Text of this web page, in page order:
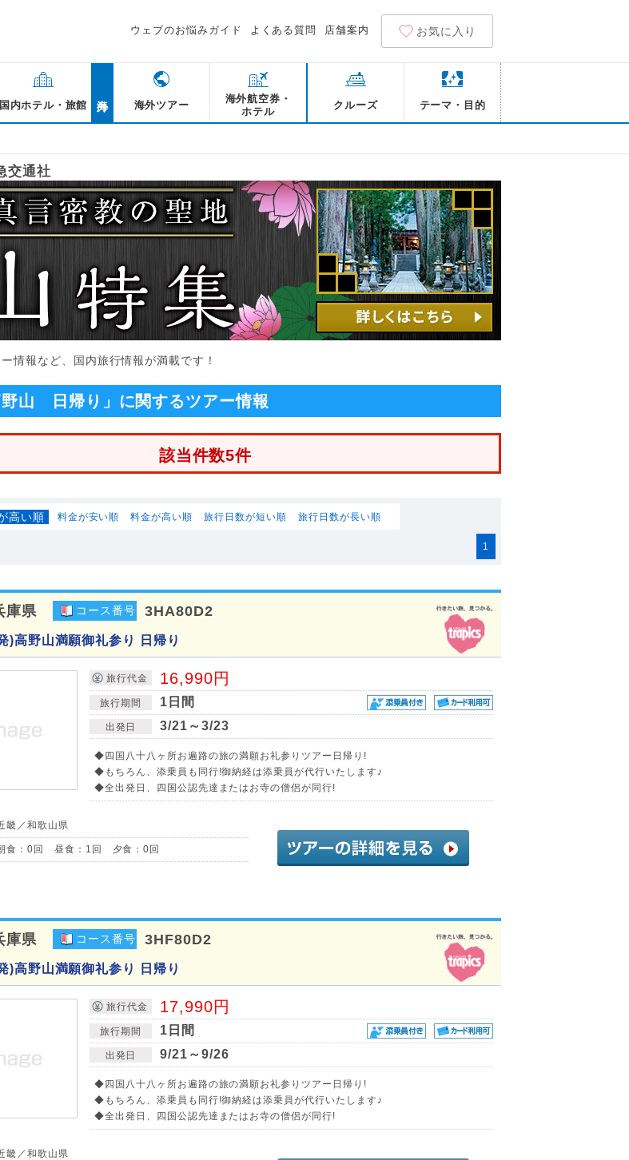
ウェブのお悩みガイド よくある質問 店舗案内 お気に入り
国内ホテル・旅館 海外ツアー
海外航空券・
ホテル
クルーズ テーマ・目的
交通社
情報など、国内旅行情報が満載です！
山 日帰り」に関するツアー情報
該当件数5件
高い順 料金が安い順 料金が高い順 旅行日数が短い順 旅行日数が長い順
1
庫県 コース番号 3HA80D2
)高野山満願御礼参り 日帰り
旅行代金 16,990円
旅行期間 1日間
出発日 3/21～3/23
◆四国八十八ヶ所お遍路の旅の満願お礼参りツアー日帰り!
◆もちろん、添乗員も同行!御納経は添乗員が代行いたします♪
◆全出発日、四国公認先達またはお寺の僧侶が同行!
畿／和歌山県
食：0回 昼食：1回 夕食：0回
庫県 コース番号 3HF80D2
)高野山満願御礼参り 日帰り
旅行代金 17,990円
旅行期間 1日間
出発日 9/21～9/26
◆四国八十八ヶ所お遍路の旅の満願お礼参りツアー日帰り!
◆もちろん、添乗員も同行!御納経は添乗員が代行いたします♪
◆全出発日、四国公認先達またはお寺の僧侶が同行!
畿／和歌山県